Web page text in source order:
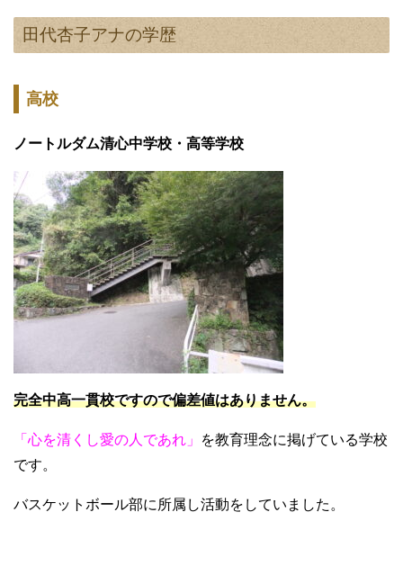
田代杏子アナの学歴
高校
ノートルダム清心中学校・高等学校
完全中高一貫校ですので偏差値はありません。
「心を清くし愛の人であれ」
を教育理念に掲げている学校
です。
バスケットボール部に所属し活動をしていました。